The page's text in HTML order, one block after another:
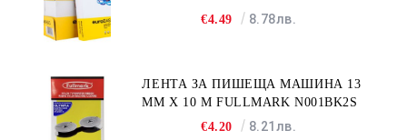
€4.49
8.78лв.
ЛЕНТА ЗА ПИШЕЩА МАШИНА 13
MM X 10 M FULLMARK N001BK2S
€4.20
8.21лв.